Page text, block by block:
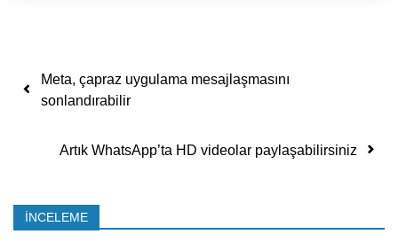
Yazı dolaşımı
Meta, çapraz uygulama mesajlaşmasını
sonlandırabilir
Artık WhatsApp’ta HD videolar paylaşabilirsiniz
İNCELEME